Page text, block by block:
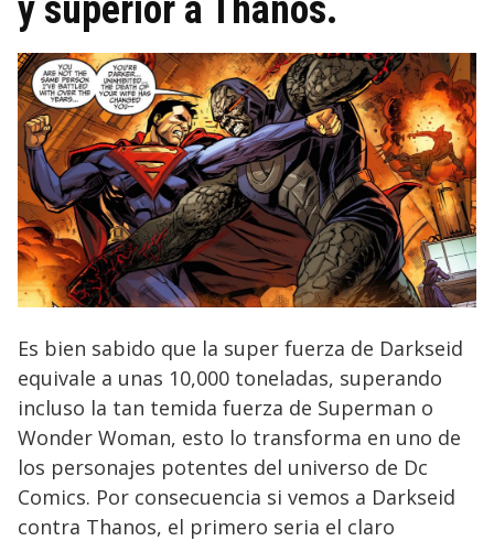
y superior a Thanos.
Es bien sabido que la super fuerza de Darkseid
equivale a unas 10,000 toneladas, superando
incluso la tan temida fuerza de Superman o
Wonder Woman, esto lo transforma en uno de
los personajes potentes del universo de Dc
Comics. Por consecuencia si vemos a Darkseid
contra Thanos, el primero seria el claro